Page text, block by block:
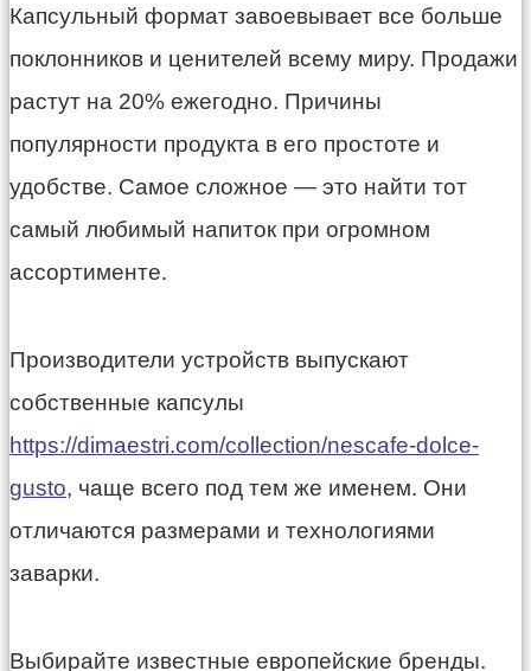
Капсульный формат завоевывает все больше
поклонников и ценителей всему миру. Продажи
растут на 20% ежегодно. Причины
популярности продукта в его простоте и
удобстве. Самое сложное — это найти тот
самый любимый напиток при огромном
ассортименте.
Производители устройств выпускают
собственные капсулы
https://dimaestri.com/collection/nescafe-dolce-
gusto, чаще всего под тем же именем. Они
отличаются размерами и технологиями
заварки.
Выбирайте известные европейские бренды.